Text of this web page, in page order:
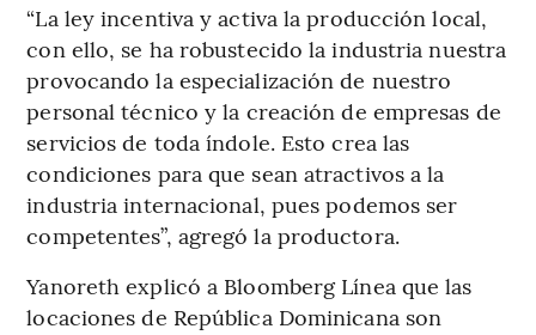
“La ley incentiva y activa la producción local,
con ello, se ha robustecido la industria nuestra
provocando la especialización de nuestro
personal técnico y la creación de empresas de
servicios de toda índole. Esto crea las
condiciones para que sean atractivos a la
industria internacional, pues podemos ser
competentes”, agregó la productora.
Yanoreth explicó a Bloomberg Línea que las
locaciones de República Dominicana son